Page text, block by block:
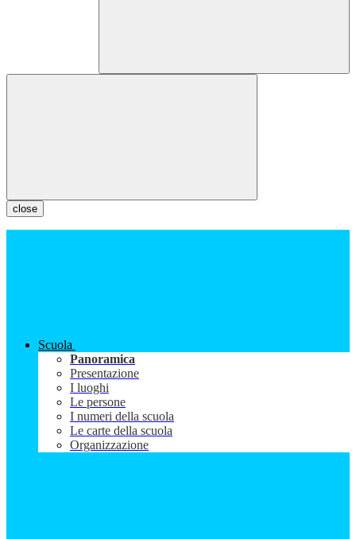
close
Scuola
Panoramica
Presentazione
I luoghi
Le persone
I numeri della scuola
Le carte della scuola
Organizzazione